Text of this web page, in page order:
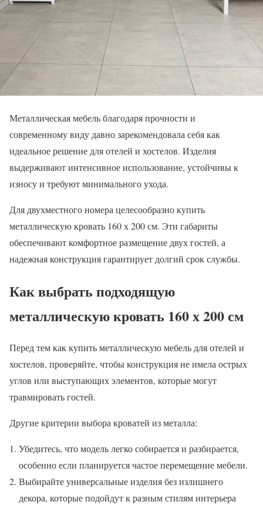
Металлическая мебель благодаря прочности и
современному виду давно зарекомендовала себя как
идеальное решение для отелей и хостелов. Изделия
выдерживают интенсивное использование, устойчивы к
износу и требуют минимального ухода.
Для двухместного номера целесообразно купить
металлическую кровать 160 х 200 см. Эти габариты
обеспечивают комфортное размещение двух гостей, а
надежная конструкция гарантирует долгий срок службы.
Как выбрать подходящую
металлическую кровать 160 х 200 см
Перед тем как купить металлическую мебель для отелей и
хостелов, проверяйте, чтобы конструкция не имела острых
углов или выступающих элементов, которые могут
травмировать гостей.
Другие критерии выбора кроватей из металла:
Убедитесь, что модель легко собирается и разбирается,
особенно если планируется частое перемещение мебели.
Выбирайте универсальные изделия без излишнего
декора, которые подойдут к разным стилям интерьера